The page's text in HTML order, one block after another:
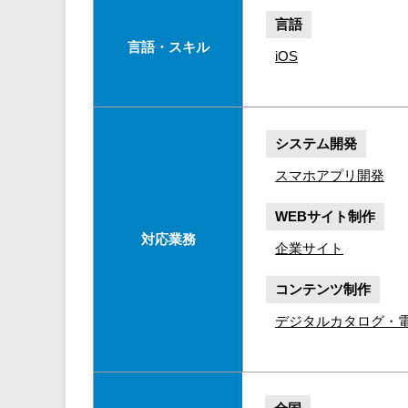
言語・スキル
言語
iOS
対応業務
システム開発
スマホアプリ開発
WEBサイト制作
企業サイト
コンテンツ制作
デジタルカタログ・